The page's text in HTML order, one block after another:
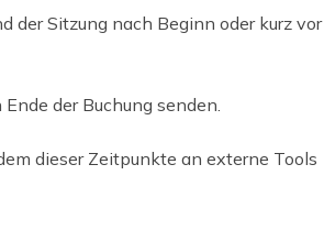
der Sitzung nach Beginn oder kurz vor
der Buchung senden.
dieser Zeitpunkte an externe Tools